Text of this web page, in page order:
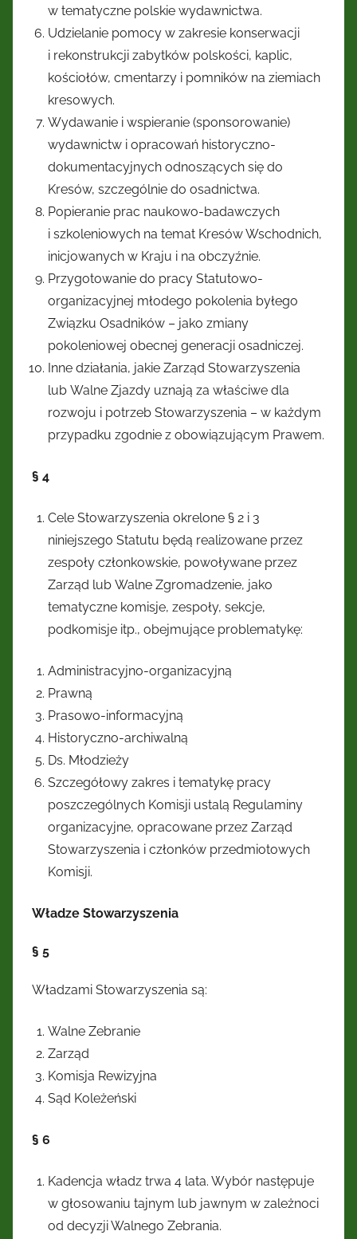
w tematyczne polskie wydawnictwa.
Udzielanie pomocy w zakresie konserwacji
i rekonstrukcji zabytków polskości, kaplic,
kościołów, cmentarzy i pomników na ziemiach
kresowych.
Wydawanie i wspieranie (sponsorowanie)
wydawnictw i opracowań historyczno-
dokumentacyjnych odnoszących się do
Kresów, szczególnie do osadnictwa.
Popieranie prac naukowo-badawczych
i szkoleniowych na temat Kresów Wschodnich,
inicjowanych w Kraju i na obczyźnie.
Przygotowanie do pracy Statutowo-
organizacyjnej młodego pokolenia byłego
Związku Osadników – jako zmiany
pokoleniowej obecnej generacji osadniczej.
Inne działania, jakie Zarząd Stowarzyszenia
lub Walne Zjazdy uznają za właściwe dla
rozwoju i potrzeb Stowarzyszenia – w każdym
przypadku zgodnie z obowiązującym Prawem.
§ 4
Cele Stowarzyszenia okrelone § 2 i 3
niniejszego Statutu będą realizowane przez
zespoły członkowskie, powoływane przez
Zarząd lub Walne Zgromadzenie, jako
tematyczne komisje, zespoły, sekcje,
podkomisje itp., obejmujące problematykę:
Administracyjno-organizacyjną
Prawną
Prasowo-informacyjną
Historyczno-archiwalną
Ds. Młodzieży
Szczegółowy zakres i tematykę pracy
poszczególnych Komisji ustalą Regulaminy
organizacyjne, opracowane przez Zarząd
Stowarzyszenia i członków przedmiotowych
Komisji.
Władze Stowarzyszenia
§ 5
Władzami Stowarzyszenia są:
Walne Zebranie
Zarząd
Komisja Rewizyjna
Sąd Koleżeński
§ 6
Kadencja władz trwa 4 lata. Wybór następuje
w głosowaniu tajnym lub jawnym w zależnoci
od decyzji Walnego Zebrania.